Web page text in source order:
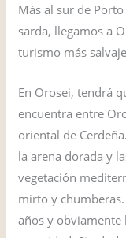
Más al sur de
sarda, llegamos a
turismo más
En Orosei, tendrá
encuentra entre
oriental de
la arena dorada y
vegetación
mirto y
años y obviamente